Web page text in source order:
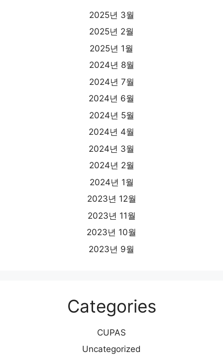
2025년 3월
2025년 2월
2025년 1월
2024년 8월
2024년 7월
2024년 6월
2024년 5월
2024년 4월
2024년 3월
2024년 2월
2024년 1월
2023년 12월
2023년 11월
2023년 10월
2023년 9월
Categories
CUPAS
Uncategorized